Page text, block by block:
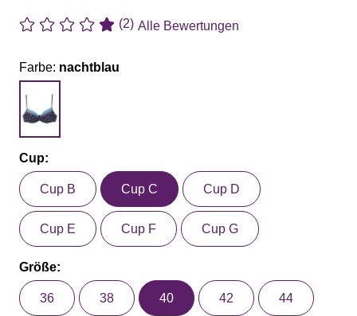
(2) Alle Bewertungen
Farbe: nachtblau
Cup:
Cup B Cup C Cup D
Cup E Cup F Cup G
Größe:
36 38 40 42 44